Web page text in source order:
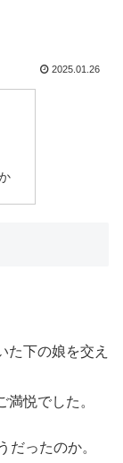
2025.01.26
た下の娘を交え
悦でした。
だったのか。